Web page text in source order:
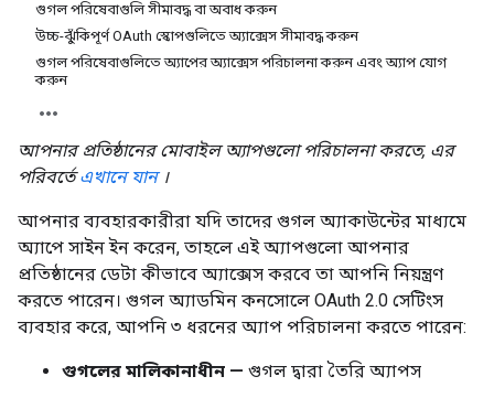
গুগল পরিষেবাগুলি সীমাবদ্ধ বা অবাধ করুন
উচ্চ-ঝুঁকিপূর্ণ OAuth স্কোপগুলিতে অ্যাক্সেস সীমাবদ্ধ করুন
গুগল পরিষেবাগুলিতে অ্যাপের অ্যাক্সেস পরিচালনা করুন এবং অ্যাপ যোগ
করুন
আপনার প্রতিষ্ঠানের মোবাইল অ্যাপগুলো পরিচালনা করতে, এর
পরিবর্তেএখানে যান।
আপনার ব্যবহারকারীরা যদি তাদের গুগল অ্যাকাউন্টের মাধ্যমে
অ্যাপে সাইন ইন করেন, তাহলে এই অ্যাপগুলো আপনার
প্রতিষ্ঠানের ডেটা কীভাবে অ্যাক্সেস করবে তা আপনি নিয়ন্ত্রণ
করতে পারেন। গুগল অ্যাডমিন কনসোলে OAuth 2.0 সেটিংস
ব্যবহার করে, আপনি ৩ ধরনের অ্যাপ পরিচালনা করতে পারেন:
গুগলের মালিকানাধীন — গুগল দ্বারা তৈরি অ্যাপস